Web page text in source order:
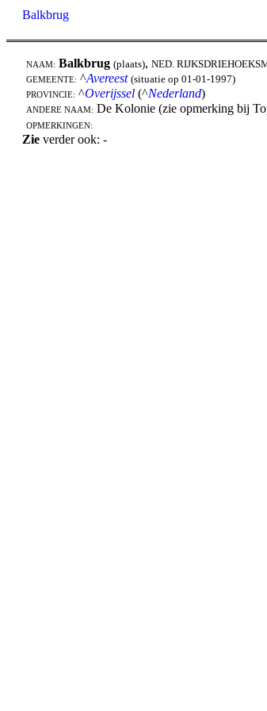
Balkbrug
NAAM: Balkbrug (plaats), NED.
GEMEENTE: ^Avereest (situatie op 01-01-1997)
PROVINCIE: ^Overijssel (^Nederland)
ANDERE NAAM: De Kolonie (zie opmerking bij
OPMERKINGEN:
Zie verder ook: -